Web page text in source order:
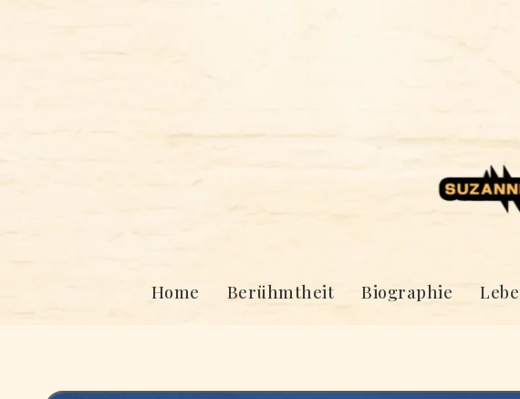
Home Berühmtheit Biographie